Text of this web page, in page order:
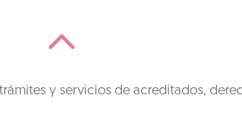
y servicios de acreditados,